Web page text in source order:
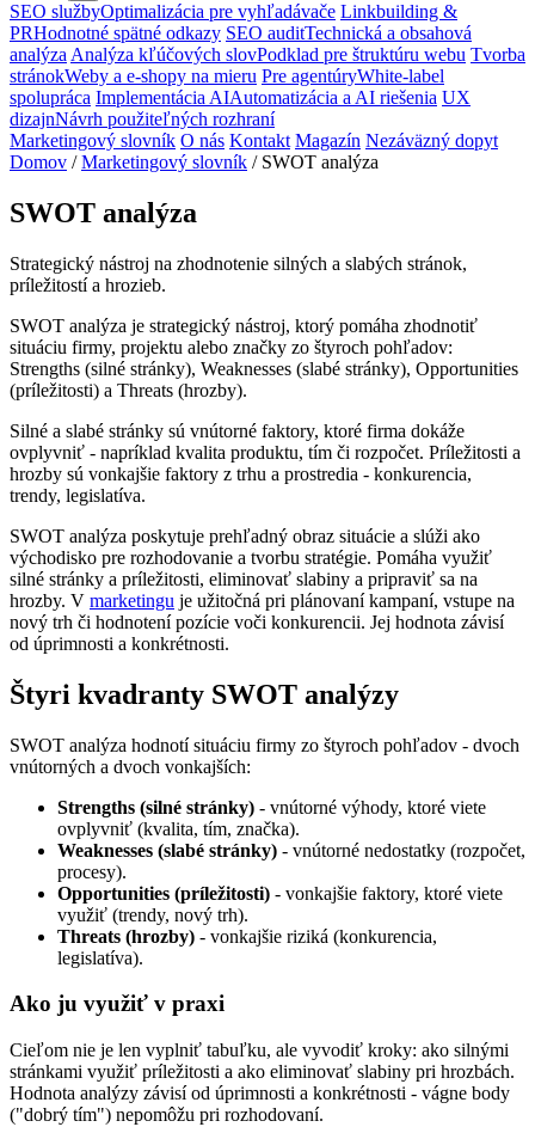
SEO službyOptimalizácia pre vyhľadávače Linkbuilding &
PRHodnotné spätné odkazy SEO auditTechnická a obsahová
analýza Analýza kľúčových slovPodklad pre štruktúru webu Tvorba
stránokWeby a e-shopy na mieru Pre agentúryWhite-label
spolupráca Implementácia AIAutomatizácia a AI riešenia UX
dizajnNávrh použiteľných rozhraní
Marketingový slovník O nás Kontakt Magazín Nezáväzný dopyt
Domov / Marketingový slovník /SWOT analýza
SWOT analýza
Strategický nástroj na zhodnotenie silných a slabých stránok,
príležitostí a hrozieb.
SWOT analýza je strategický nástroj, ktorý pomáha zhodnotiť
situáciu firmy, projektu alebo značky zo štyroch pohľadov:
Strengths (silné stránky), Weaknesses (slabé stránky), Opportunities
(príležitosti) a Threats (hrozby).
Silné a slabé stránky sú vnútorné faktory, ktoré firma dokáže
ovplyvniť - napríklad kvalita produktu, tím či rozpočet. Príležitosti a
hrozby sú vonkajšie faktory z trhu a prostredia - konkurencia,
trendy, legislatíva.
SWOT analýza poskytuje prehľadný obraz situácie a slúži ako
východisko pre rozhodovanie a tvorbu stratégie. Pomáha využiť
silné stránky a príležitosti, eliminovať slabiny a pripraviť sa na
hrozby. V marketingu je užitočná pri plánovaní kampaní, vstupe na
nový trh či hodnotení pozície voči konkurencii. Jej hodnota závisí
od úprimnosti a konkrétnosti.
Štyri kvadranty SWOT analýzy
SWOT analýza hodnotí situáciu firmy zo štyroch pohľadov - dvoch
vnútorných a dvoch vonkajších:
Strengths (silné stránky) - vnútorné výhody, ktoré viete
ovplyvniť (kvalita, tím, značka).
Weaknesses (slabé stránky) - vnútorné nedostatky (rozpočet,
procesy).
Opportunities (príležitosti) - vonkajšie faktory, ktoré viete
využiť (trendy, nový trh).
Threats (hrozby) - vonkajšie riziká (konkurencia,
legislatíva).
Ako ju využiť v praxi
Cieľom nie je len vyplniť tabuľku, ale vyvodiť kroky: ako silnými
stránkami využiť príležitosti a ako eliminovať slabiny pri hrozbách.
Hodnota analýzy závisí od úprimnosti a konkrétnosti - vágne body
("dobrý tím") nepomôžu pri rozhodovaní.